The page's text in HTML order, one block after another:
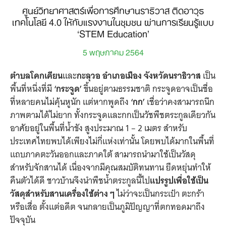
ศูนย์วิทยาศาสตร์เพื่อการศึกษานราธิวาส ติดอาวุธ
เทคโนโลยี 4.0 ให้กับแรงงานในชุมชน ผ่านการเรียนรู้แบบ
‘STEM Education’
5 พฤษภาคม 2564
ตำบลโคกเคียนและกะลุวอ อำเภอเมือง จังหวัดนราธิวาส เป็น
พื้นที่หนึ่งที่มี ‘กระจูด’ขึ้นอยู่ตามธรรมชาติ กระจูดอาจเป็นชื่อ
ที่หลายคนไม่คุ้นหูนัก แต่หากพูดถึง ‘กก’เชื่อว่าคงสามารถนึก
ภาพตามได้ไม่ยาก ทั้งกระจูดและกกเป็นวัชพืชตระกูลเดียวกัน
อาศัยอยู่ในพื้นที่น้ำขัง สูงประมาณ 1 – 2 เมตร สำหรับ
ประเทศไทยพบได้เพียงไม่กี่แห่งเท่านั้น โดยพบได้มากในพื้นที่
แถบภาคตะวันออกและภาคใต้ สามารถนำมาใช้เป็นวัสดุ
สำหรับจักสานได้ เนื่องจากมีคุณสมบัติทนทาน ยืดหยุ่นทำให้
คืนตัวได้ดี ชาวบ้านจึงนำพืชน้ำตระกูลนี้ไปแปรรูปเพื่อใช้เป็น
วัสดุสำหรับสานเครื่องใช้ต่าง ๆไม่ว่าจะเป็นกระเป๋า ตะกร้า
หรือเสื่อ ตั้งแต่อดีต จนกลายเป็นภูมิปัญญาที่ตกทอดมาถึง
ปัจจุบัน